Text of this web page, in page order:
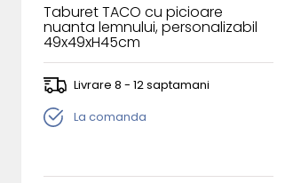
Taburet TACO cu picioare
nuanta lemnului, personalizabil
49x49xH45cm
Livrare 8 - 12 saptamani
La comanda